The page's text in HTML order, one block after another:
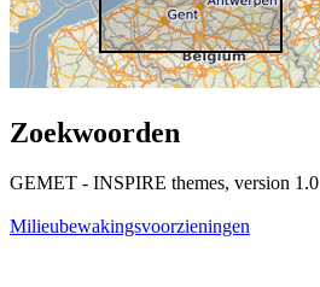
Zoekwoorden
GEMET - INSPIRE themes, version 1.0
Milieubewakingsvoorzieningen